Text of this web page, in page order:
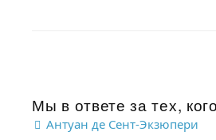
Мы в ответе за тех,
Антуан де Сент-Экзюпери